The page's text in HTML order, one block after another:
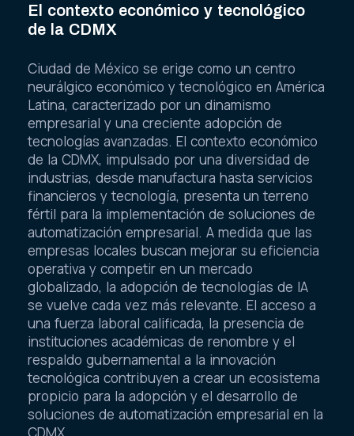
El contexto económico y tecnológico
de la CDMX
Ciudad de México se erige como un centro
neurálgico económico y tecnológico en América
Latina, caracterizado por un dinamismo
empresarial y una creciente adopción de
tecnologías avanzadas. El contexto económico
de la CDMX, impulsado por una diversidad de
industrias, desde manufactura hasta servicios
financieros y tecnología, presenta un terreno
fértil para la implementación de soluciones de
automatización empresarial. A medida que las
empresas locales buscan mejorar su eficiencia
operativa y competir en un mercado
globalizado, la adopción de tecnologías de IA
se vuelve cada vez más relevante. El acceso a
una fuerza laboral calificada, la presencia de
instituciones académicas de renombre y el
respaldo gubernamental a la innovación
tecnológica contribuyen a crear un ecosistema
propicio para la adopción y el desarrollo de
soluciones de automatización empresarial en la